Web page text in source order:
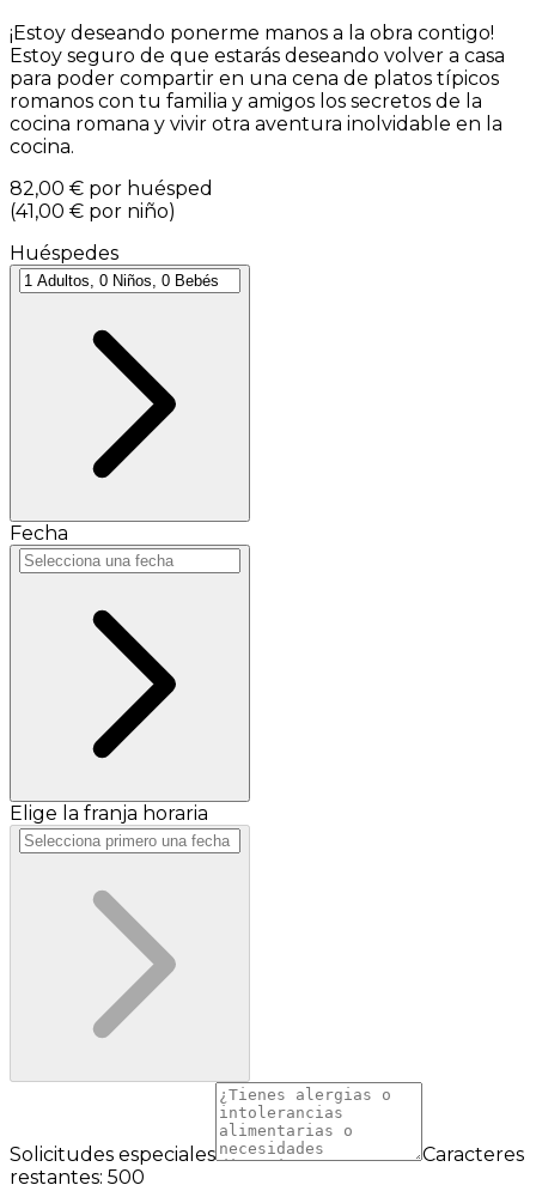
¡Estoy deseando ponerme manos a la obra contigo!
Estoy seguro de que estarás deseando volver a casa
para poder compartir en una cena de platos típicos
romanos con tu familia y amigos los secretos de la
cocina romana y vivir otra aventura inolvidable en la
cocina.
82,00 € por huésped
(41,00 € por niño)
Huéspedes
Fecha
Elige la franja horaria
Solicitudes especiales
Caracteres
restantes: 500